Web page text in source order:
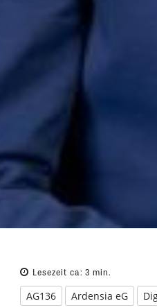
Lesezeit ca: 3 min.
AG136 Ardensia eG